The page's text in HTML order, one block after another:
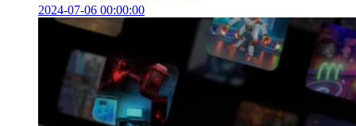
2024-07-06 00:00:00